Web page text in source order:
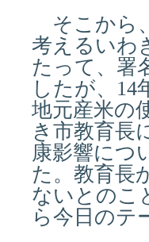
そこから
考えるいわ
たって、署
したが、14
地元産米の
き市教育長
康影響につ
た。教育長
ないとのこ
ら今日のテ